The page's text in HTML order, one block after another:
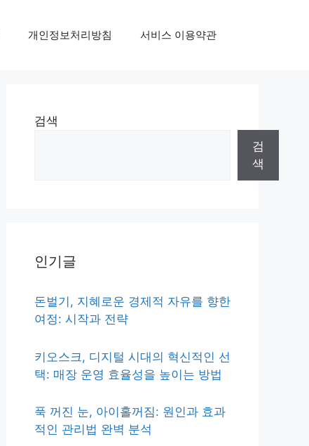
개인정보처리방침 서비스 이용약관
검색
검
색
인기글
돈벌기, 지혜로운 경제적 자유를 향한
여정: 시작과 전략
키오스크, 디지털 시대의 혁신적인 선
택: 매장 운영 효율성을 높이는 방법
푹 꺼진 눈, 아이홀꺼짐: 원인과 효과
적인 관리법 완벽 분석